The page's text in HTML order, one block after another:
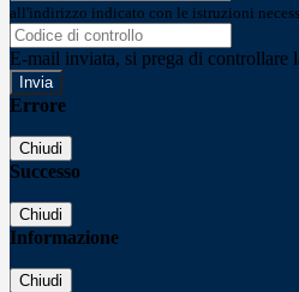
all'indirizzo indicato con le istruzioni
E-mail inviata, si prega di controllare
Errore
Chiudi
Successo
Chiudi
Informazione
Chiudi